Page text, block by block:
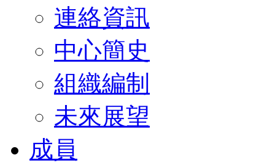
連絡資訊
中心簡史
組織編制
未來展望
成員